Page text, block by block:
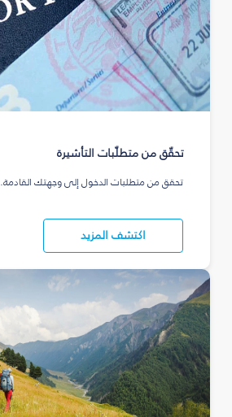
تحقّق من متطلّبات التأشيرة
تحقق من متطلبات الدخول إلى وجهتك القادمة.
اكتشف المزيد